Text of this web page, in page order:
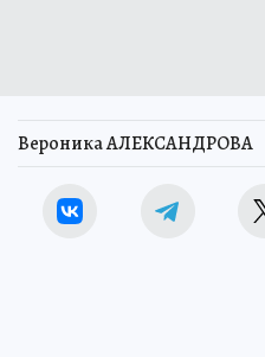
Вероника АЛЕКСАНДРОВА